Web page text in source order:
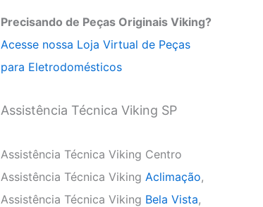
Precisando de Peças Originais Viking?
Acesse nossa Loja Virtual de Peças
para Eletrodomésticos
Assistência Técnica Viking SP
Assistência Técnica Viking Centro
Assistência Técnica Viking Aclimação,
Assistência Técnica Viking Bela Vista,